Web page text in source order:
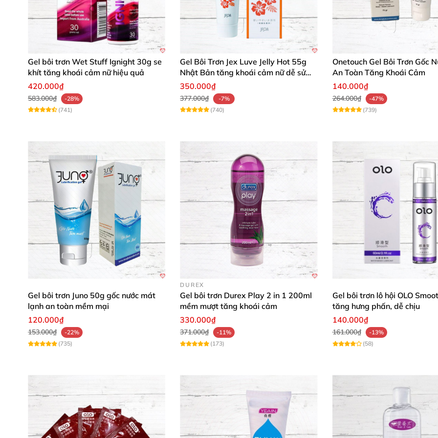
Gel bôi trơn Wet Stuff Ignight 30g se
khít tăng khoái cảm nữ hiệu quả
420.000₫
583.000₫
-28%
(741)
Gel Bôi Trơn Jex Luve Jelly Hot 55g
Nhật Bản tăng khoái cảm nữ dễ sử
dụng
350.000₫
377.000₫
-7%
(740)
Onetouch Gel Bôi Trơn Gốc
An Toàn Tăng Khoái Cảm
140.000₫
264.000₫
-47%
(739)
Gel bôi trơn Juno 50g gốc nước mát
lạnh an toàn mềm mại
120.000₫
153.000₫
-22%
(735)
DUREX
Gel bôi trơn Durex Play 2 in 1 200ml
mềm mượt tăng khoái cảm
330.000₫
371.000₫
-11%
(173)
Gel bôi trơn lô hội OLO
tăng hưng phấn, dễ chịu
140.000₫
161.000₫
-13%
(58)